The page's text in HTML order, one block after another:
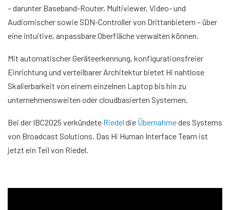
– darunter Baseband-Router, Multiviewer, Video- und
Audiomischer sowie SDN-Controller von Drittanbietern – über
eine intuitive, anpassbare Oberfläche verwalten können.
Mit automatischer Geräteerkennung, konfigurationsfreier
Einrichtung und verteilbarer Architektur bietet Hi nahtlose
Skalierbarkeit von einem einzelnen Laptop bis hin zu
unternehmensweiten oder cloudbasierten Systemen.
Bei der IBC2025 verkündete Riedel die Übernahmedes Systems
von Broadcast Solutions. Das Hi Human Interface Team ist
jetzt ein Teil von Riedel.